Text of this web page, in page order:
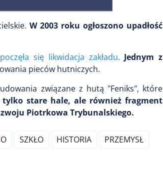
W 2003 roku ogłoszono upadłość
się likwidacja zakładu. Jednym z
pieców hutniczych.
związane z hutą "Feniks", które
stare hale, ale również fragment
Piotrkowa Trybunalskiego.
SZKŁO HISTORIA
PRZEMYSŁ